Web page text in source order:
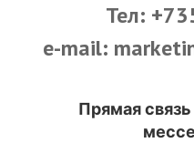
Тел:
e-mail:
Прямая